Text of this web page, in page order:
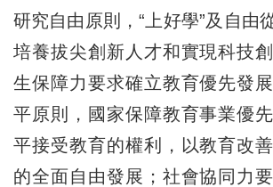
研究自由原則，“上好學”及自由
培養拔尖創新人才和實現科技
生保障力要求確立教育優先發
平原則，國家保障教育事業優
平接受教育的權利，以教育改
的全面自由發展；社會協同力